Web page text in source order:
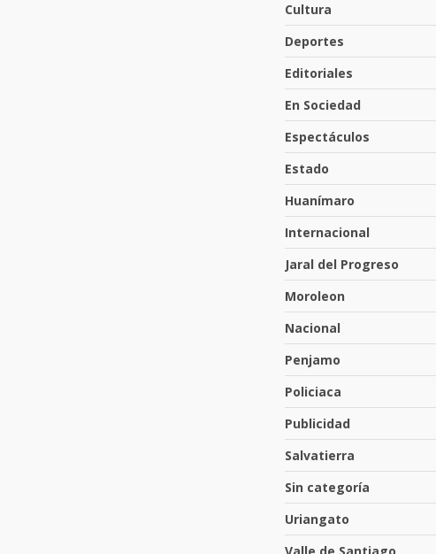
Cultura
Deportes
Editoriales
En Sociedad
Espectáculos
Estado
Huanímaro
Internacional
Jaral del Progreso
Moroleon
Nacional
Penjamo
Policiaca
Publicidad
Salvatierra
Sin categoría
Uriangato